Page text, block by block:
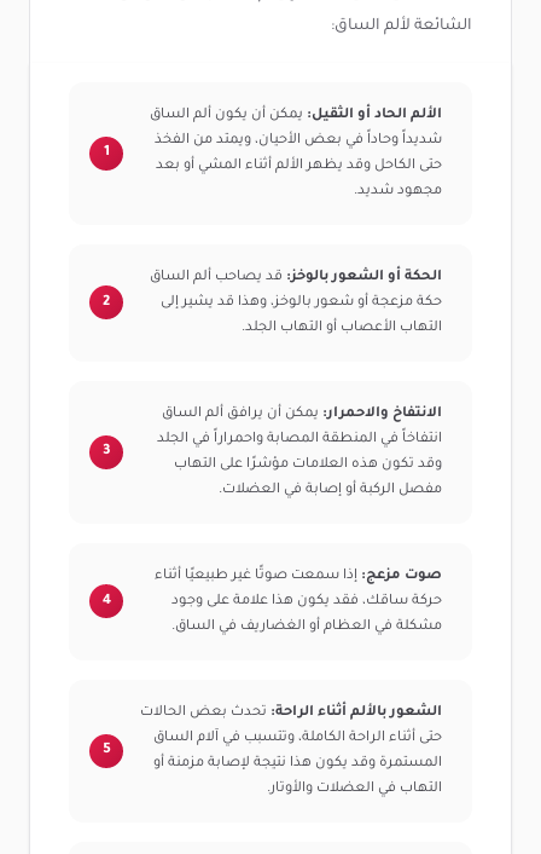
الشائعة لألم الساق:
الألم الحاد أو الثقيل: يمكن أن يكون ألم الساق
شديداً وحاداً في بعض الأحيان، ويمتد من الفخذ
حتى الكاحل وقد يظهر الألم أثناء المشي أو بعد
مجهود شديد.
الحكة أو الشعور بالوخز: قد يصاحب ألم الساق
حكة مزعجة أو شعور بالوخز، وهذا قد يشير إلى
التهاب الأعصاب أو التهاب الجلد.
الانتفاخ والاحمرار: يمكن أن يرافق ألم الساق
انتفاخاً في المنطقة المصابة واحمراراً في الجلد
وقد تكون هذه العلامات مؤشرًا على التهاب
مفصل الركبة أو إصابة في العضلات.
صوت مزعج: إذا سمعت صوتًا غير طبيعيًا أثناء
حركة ساقك، فقد يكون هذا علامة على وجود
مشكلة في العظام أو الغضاريف في الساق.
الشعور بالألم أثناء الراحة: تحدث بعض الحالات
حتى أثناء الراحة الكاملة، وتتسبب في آلام الساق
المستمرة وقد يكون هذا نتيجة لإصابة مزمنة أو
التهاب في العضلات والأوتار.